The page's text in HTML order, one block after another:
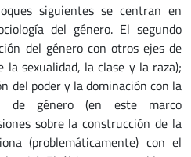
siguientes se centran en
del género. El segundo
del género con otros ejes de
sexualidad, la clase y la raza);
del poder y la dominación con la
de género (en este marco
sobre la construcción de la
(problemáticamente) con el